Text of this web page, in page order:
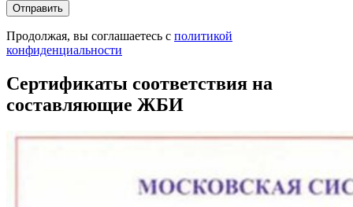
Продолжая, вы соглашаетесь с политикой
конфиденциальности
Сертификаты соответствия на
составляющие ЖБИ